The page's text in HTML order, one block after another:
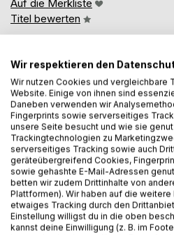
Auf die Merkliste
Titel bewerten
BESCHREIBUNG
Dieses Buch wird sicherlich Ihr
werden viele krankmachende
Aufenthaltsplätze rechtzeitig
einem guten strahlungsfreien
Unterbewusstsein spüren. Sie
Wir respektieren den
Wir nutzen Cookies und vergleichbare
Website. Einige von ihnen sind
Daneben verwenden wir
Fingerprints sowie serverseitiges
unsere Seite besucht und wie sie
Trackingtechnologien zu
serverseitiges Tracking sowie auch
geräteübergreifend Cookies,
sowie gehashte E-Mail-Adressen
betten wir zudem Drittinhalte von
Plattformen). Wir haben auf die
etwaiges Tracking durch den
Einstellung willigst du in die oben
kannst deine Einwilligung (z. B. im